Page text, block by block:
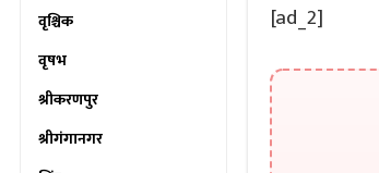
वृश्चिक
वृषभ
श्रीकरणपुर
श्रीगंगानगर
[ad_2]